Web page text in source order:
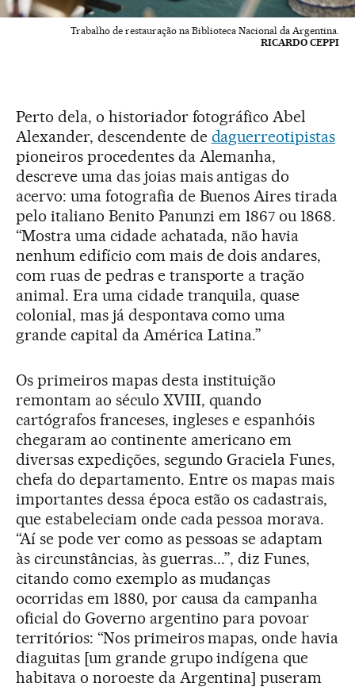
Trabalho de restauração na Biblioteca Nacional da Argentina.
RICARDO CEPPI
Perto dela, o historiador fotográfico Abel
Alexander, descendente de daguerreotipistas
pioneiros procedentes da Alemanha,
descreve uma das joias mais antigas do
acervo: uma fotografia de Buenos Aires tirada
pelo italiano Benito Panunzi em 1867 ou 1868.
“Mostra uma cidade achatada, não havia
nenhum edifício com mais de dois andares,
com ruas de pedras e transporte a tração
animal. Era uma cidade tranquila, quase
colonial, mas já despontava como uma
grande capital da América Latina.”
Os primeiros mapas desta instituição
remontam ao século XVIII, quando
cartógrafos franceses, ingleses e espanhóis
chegaram ao continente americano em
diversas expedições, segundo Graciela Funes,
chefa do departamento. Entre os mapas mais
importantes dessa época estão os cadastrais,
que estabeleciam onde cada pessoa morava.
“Aí se pode ver como as pessoas se adaptam
às circunstâncias, às guerras...”, diz Funes,
citando como exemplo as mudanças
ocorridas em 1880, por causa da campanha
oficial do Governo argentino para povoar
territórios: “Nos primeiros mapas, onde havia
diaguitas [um grande grupo indígena que
habitava o noroeste da Argentina] puseram